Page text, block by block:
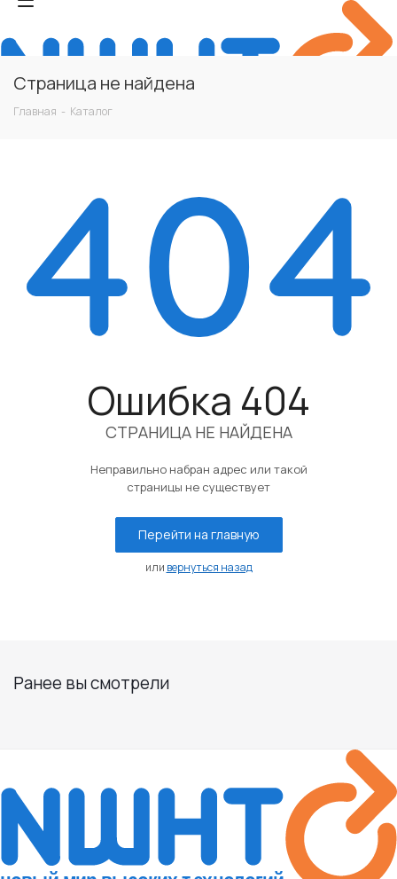
Страница не найдена
Главная - Каталог
Ошибка 404
СТРАНИЦА НЕ НАЙДЕНА
Неправильно набран адрес или такой
страницы не существует
Перейти на главную
или вернуться назад
Ранее вы смотрели